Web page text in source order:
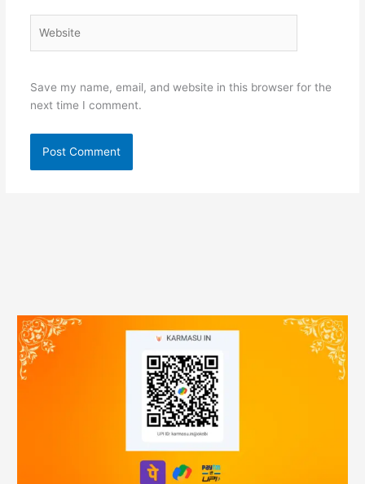
Save my name, email, and website in this browser for the
next time I comment.